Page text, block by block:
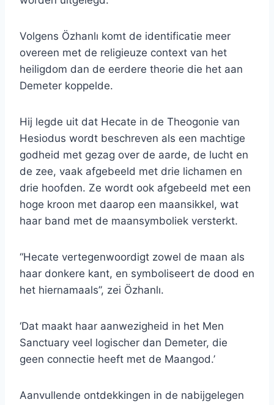
Volgens Özhanlı komt de identificatie meer
overeen met de religieuze context van het
heiligdom dan de eerdere theorie die het aan
Demeter koppelde.
Hij legde uit dat Hecate in de Theogonie van
Hesiodus wordt beschreven als een machtige
godheid met gezag over de aarde, de lucht en
de zee, vaak afgebeeld met drie lichamen en
drie hoofden. Ze wordt ook afgebeeld met een
hoge kroon met daarop een maansikkel, wat
haar band met de maansymboliek versterkt.
“Hecate vertegenwoordigt zowel de maan als
haar donkere kant, en symboliseert de dood en
het hiernamaals”, zei Özhanlı.
‘Dat maakt haar aanwezigheid in het Men
Sanctuary veel logischer dan Demeter, die
geen connectie heeft met de Maangod.’
Aanvullende ontdekkingen in de nabijgelegen